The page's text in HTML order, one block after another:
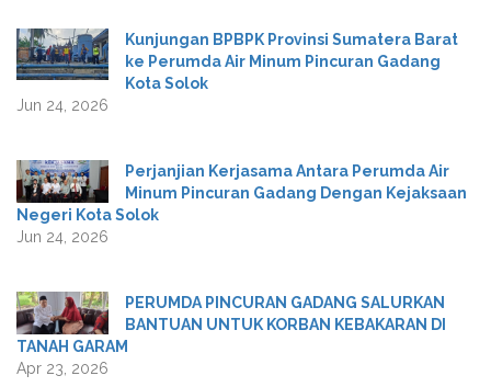
Kunjungan BPBPK Provinsi Sumatera Barat
ke Perumda Air Minum Pincuran Gadang
Kota Solok
Jun 24, 2026
Perjanjian Kerjasama Antara Perumda Air
Minum Pincuran Gadang Dengan Kejaksaan
Negeri Kota Solok
Jun 24, 2026
PERUMDA PINCURAN GADANG SALURKAN
BANTUAN UNTUK KORBAN KEBAKARAN DI
TANAH GARAM
Apr 23, 2026